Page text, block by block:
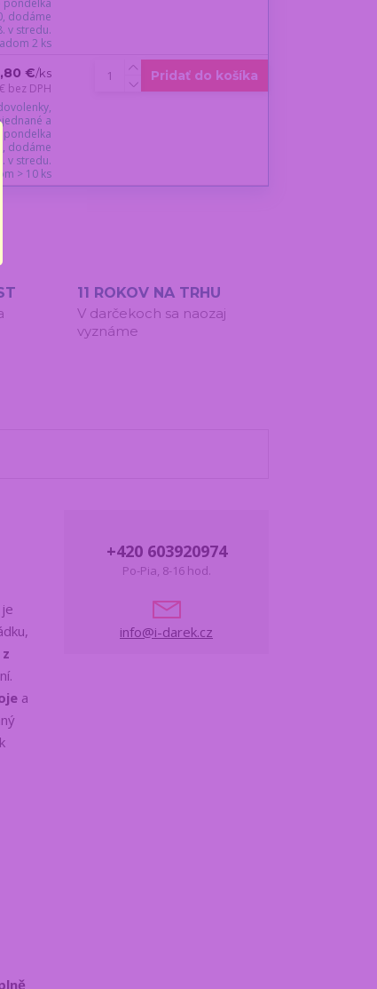
pondelka
dodáme
v stredu.
2 ks
€/ks
bez DPH
a
pondelka
dodáme
v stredu.
> 10 ks
Pridať do košíka
11 ROKOV NA TRHU
V darčekoch sa naozaj
vyznáme
a
+420 603920974
Po-Pia, 8-16 hod.
info@i-darek.cz